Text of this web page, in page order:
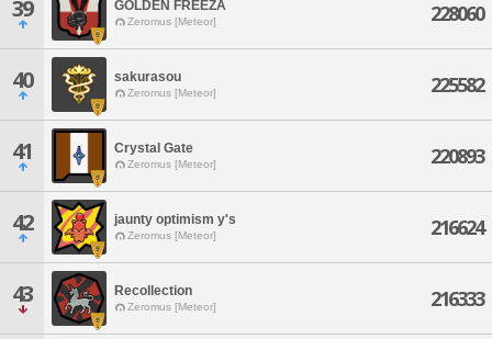
39 GOLDEN FREEZA
Zeromus [Meteor] 228060
40 sakurasou
Zeromus [Meteor] 225582
41 Crystal Gate
Zeromus [Meteor] 220893
42 jaunty optimism y's
Zeromus [Meteor] 216624
43 Recollection
Zeromus [Meteor] 216333